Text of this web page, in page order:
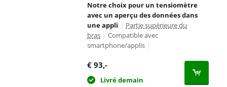
Notre choix pour un tensiomètre
avec un aperçu des données dans
une appli | Partie supérieure du
bras | Compatible avec
smartphone/applis |
€ 93,-
Livré demain